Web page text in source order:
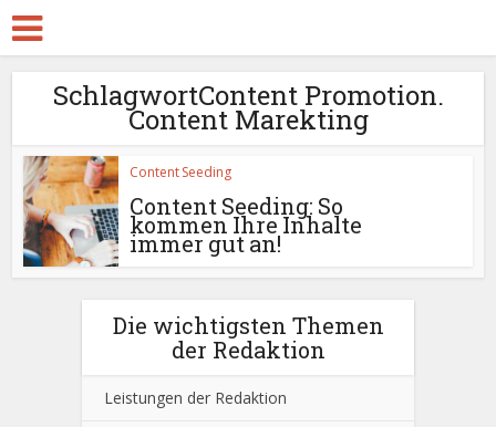
SchlagwortContent Promotion.
Content Marekting
Content Seeding
Content Seeding: So
kommen Ihre Inhalte
immer gut an!
Die wichtigsten Themen
der Redaktion
Leistungen der Redaktion